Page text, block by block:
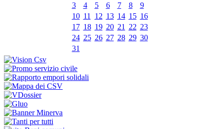
3
4 5 6 7 8
9
10 11 12 13 14 15 16
17 18 19 20 21 22 23
24 25 26 27 28 29 30
31